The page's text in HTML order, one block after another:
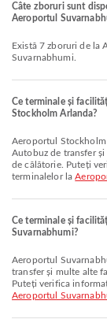
Câte zboruri sunt
Aeroportul
Există 7 zboruri de la Aeroportul Stockholm Arlanda către Aeroportul
Suvarnabhumi.
Ce terminale și
Stockholm Arlanda?
Aeroportul Stockholm Arlanda oferă Cameră de pepinieră, Zona de așteptare,
Autobuz de transfer
de călătorie. Puteți
terminalelor la
Ce terminale și
Suvarnabhumi?
Aeroportul Suvarnabhumi oferă Serviciul de schimb valutar, Taxi, Autobuz de
transfer și multe alte
Puteți verifica
Aeroportul